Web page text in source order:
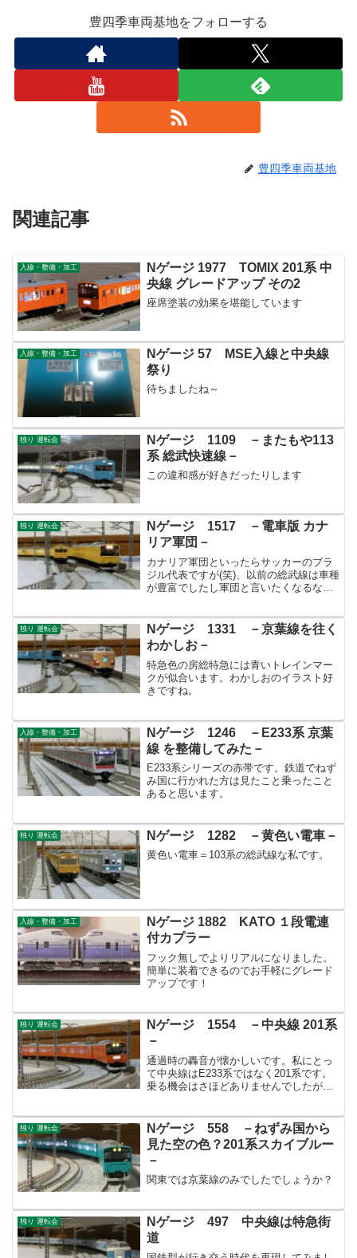
豊四季車両基地をフォローする
豊四季車両基地
関連記事
入線・整備・加工
Nゲージ 1977 TOMIX 201系 中
央線 グレードアップ その2
座席塗装の効果を堪能しています
入線・整備・加工
Nゲージ 57 MSE入線と中央線
祭り
待ちましたね～
独り 運転会
Nゲージ 1109 －またもや113
系 総武快速線－
この違和感が好きだったりします
独り 運転会
Nゲージ 1517 －電車版 カナ
リア軍団－
カナリア軍団といったらサッカーのブラ
ジル代表ですが(笑)、以前の総武線は車種
が豊富でしたし軍団と言いたくなるな
独り 運転会
Nゲージ 1331 －京葉線を往く
わかしお－
特急色の房総特急には青いトレインマー
クが似合います。わかしおのイラスト好
きですね。
入線・整備・加工
Nゲージ 1246 －E233系 京葉
線 を整備してみた－
E233系シリーズの赤帯です。鉄道でねず
み国に行かれた方は見たこと乗ったこと
あると思います。
独り 運転会 Nゲージ 1282 －黄色い電車－
黄色い電車＝103系の総武線な私です。
入線・整備・加工
Nゲージ 1882 KATO １段電連
付カプラー
フック無しでよりリアルになりました。
簡単に装着できるのでお手軽にグレード
アップです！
独り 運転会
Nゲージ 1554 －中央線 201系
－
通過時の轟音が懐かしいです。私にとっ
て中央線はE233系ではなく201系です。
乗る機会はさほどありませんでしたが、
独り 運転会
Nゲージ 558 －ねずみ国から
見た空の色？201系スカイブルー
－
関東では京葉線のみでしたでしょうか？
独り 運転会
Nゲージ 497 中央線は特急街
道